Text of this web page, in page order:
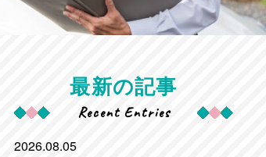
最新の記事
Recent Entries
2026.08.05